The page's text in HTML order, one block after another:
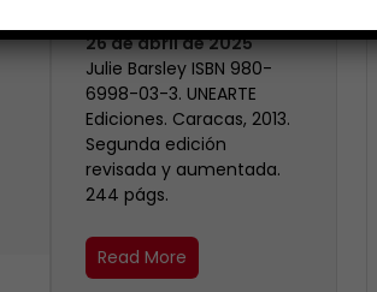
26 de abril de 2025
Julie Barsley ISBN 980-
6998-03-3. UNEARTE
Ediciones. Caracas, 2013.
Segunda edición
revisada y aumentada.
244 págs.
Read More